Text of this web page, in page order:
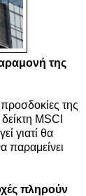
της
της
MSCI
γιατί θα
παραμείνει
πληρούν